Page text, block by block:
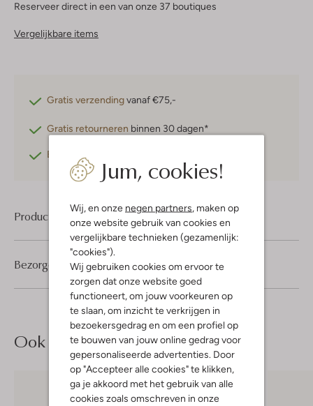
Jum, cookies!
Wij, en onze negen partners , maken op
onze website gebruik van cookies en
vergelijkbare technieken (gezamenlijk:
"cookies").
Wij gebruiken cookies om ervoor te
zorgen dat onze website goed
functioneert, om jouw voorkeuren op
te slaan, om inzicht te verkrijgen in
bezoekersgedrag en om een profiel op
te bouwen van jouw online gedrag voor
gepersonaliseerde advertenties. Door
op "Accepteer alle cookies" te klikken,
ga je akkoord met het gebruik van alle
cookies zoals omschreven in onze
Reserveer direct in een van onze 37 boutiques
Vergelijkbare items
Gratis verzendingvanaf €75,-
Gratis retourneren binnen 30 dagen*
Betaal achteraf
Product informatie
Bezorgen & retourneren
Ook iets voor jou?